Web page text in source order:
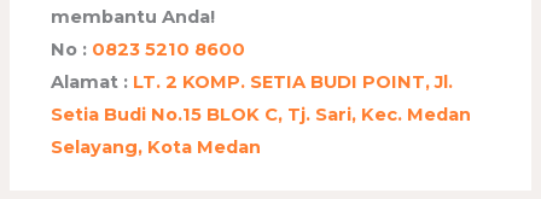
membantu Anda!
No : 0823 5210 8600
Alamat : LT. 2 KOMP. SETIA BUDI POINT, Jl.
Setia Budi No.15 BLOK C, Tj. Sari, Kec. Medan
Selayang, Kota Medan